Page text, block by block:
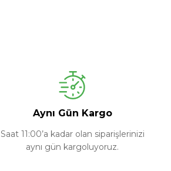
Aynı Gün Kargo
Saat 11:00’a kadar olan siparişlerinizi
aynı gün kargoluyoruz.